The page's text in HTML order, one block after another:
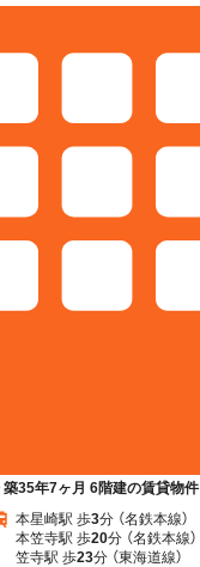
35年7ヶ月 6階建の賃貸物件
本星崎駅 歩3分 （名鉄本線）
本笠寺駅 歩20分 （名鉄本線）
笠寺駅 歩23分 （東海道線）